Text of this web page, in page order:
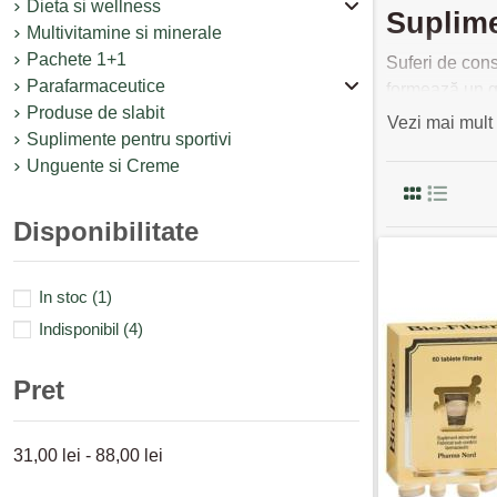
Suferi de
formează un
funcționează
integrate
Cel mai bine
alimentele
fibre pentru
corecte.
Vezi mai mult
Dieta si wellness
Multivitamine si minerale
Pachete 1+1
Parafarmaceutice
Produse de slabit
Suplimente pentru sportivi
Unguente si Creme
Disponibilitate
In stoc (1)
Indisponibil (4)
Pret
31,00 lei - 88,00 lei